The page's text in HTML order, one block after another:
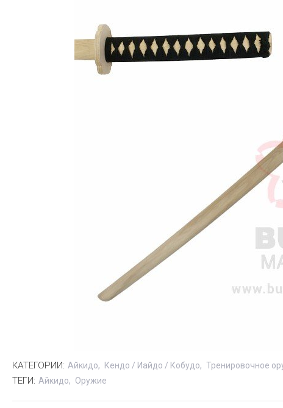
КАТЕГОРИИ: Айкидо Кендо / Иайдо / Кобудо Тренировочное
ТЕГИ: Айкидо Оружие